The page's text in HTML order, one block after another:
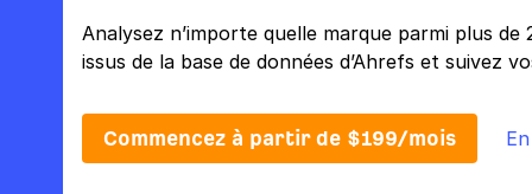
Analysez n’importe quelle marque parmi plus
issus de la base de données d’Ahrefs et suivez
Commencez à partir de $199/mois